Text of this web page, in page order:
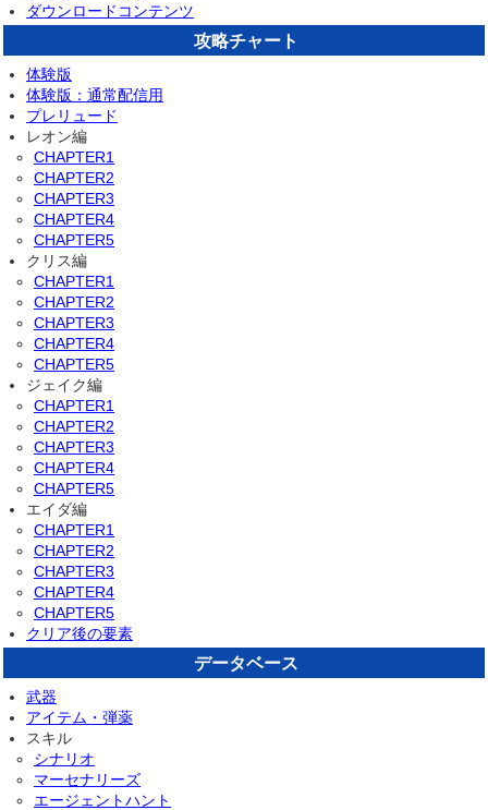
ダウンロードコンテンツ
攻略チャート
体験版
体験版：通常配信用
プレリュード
レオン編
CHAPTER1
CHAPTER2
CHAPTER3
CHAPTER4
CHAPTER5
クリス編
CHAPTER1
CHAPTER2
CHAPTER3
CHAPTER4
CHAPTER5
ジェイク編
CHAPTER1
CHAPTER2
CHAPTER3
CHAPTER4
CHAPTER5
エイダ編
CHAPTER1
CHAPTER2
CHAPTER3
CHAPTER4
CHAPTER5
クリア後の要素
データベース
武器
アイテム・弾薬
スキル
シナリオ
マーセナリーズ
エージェントハント